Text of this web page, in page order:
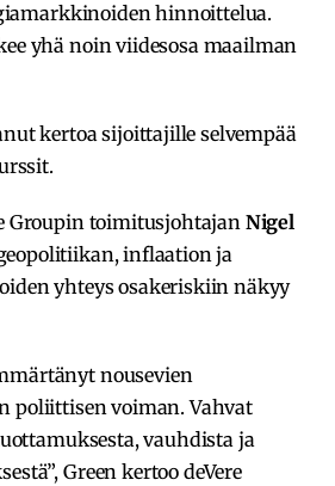
hinnoittelua.
yhä noin viidesosa maailman
kertoa sijoittajille selvempää
Groupin toimitusjohtajan Nigel
inflaation ja
yhteys osakeriskiin näkyy
nousevien
poliittisen voiman. Vahvat
vauhdista ja
Green kertoo deVere